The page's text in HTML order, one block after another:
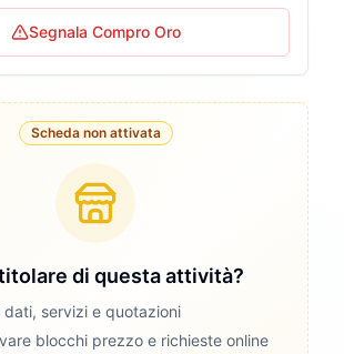
Segnala Compro Oro
Scheda non attivata
di questa attività?
dati, servizi e quotazioni
blocchi prezzo e richieste online